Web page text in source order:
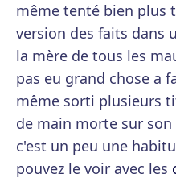
même tenté bien plus
version des faits dans
la mère de tous les
pas eu grand chose a
même sorti plusieurs
de main morte sur
c'est un peu une
pouvez le voir avec les